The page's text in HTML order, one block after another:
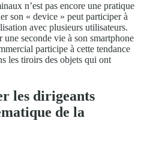
n’est pas encore une pratique
son « device » peut participer à
avec plusieurs utilisateurs.
seconde vie à son smartphone
participe à cette tendance
les tiroirs des objets qui ont
les dirigeants
de la